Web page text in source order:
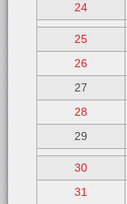
24
25
26
27
28
29
30
31